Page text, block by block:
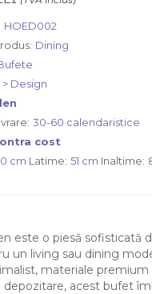
HOED002
Dining
Design
30-60 calendaristice
cost
cm Latime: 51 cm Inaltime:
este o piesă sofisticată
un living sau dining
materiale premium
depozitare, acest bufet